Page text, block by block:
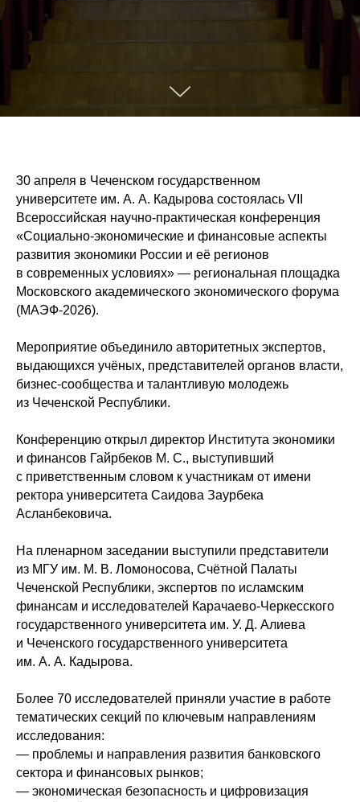
30 апреля в Чеченском государственном
университете им. А. А. Кадырова состоялась VII
Всероссийская научно‑практическая конференция
«Социально‑экономические и финансовые аспекты
развития экономики России и её регионов
в современных условиях» — региональная площадка
Московского академического экономического форума
(МАЭФ-2026).
Мероприятие объединило авторитетных экспертов,
выдающихся учёных, представителей органов власти,
бизнес-сообщества и талантливую молодежь
из Чеченской Республики.
Конференцию открыл директор Института экономики
и финансов Гайрбеков М. С., выступивший
с приветственным словом к участникам от имени
ректора университета Саидова Заурбека
Асланбековича.
На пленарном заседании выступили представители
из МГУ им. М. В. Ломоносова, Счётной Палаты
Чеченской Республики, экспертов по исламским
финансам и исследователей Карачаево-Черкесского
государственного университета им. У. Д. Алиева
и Чеченского государственного университета
им. А. А. Кадырова.
Более 70 исследователей приняли участие в работе
тематических секций по ключевым направлениям
исследования:
— проблемы и направления развития банковского
сектора и финансовых рынков;
— экономическая безопасность и цифровизация